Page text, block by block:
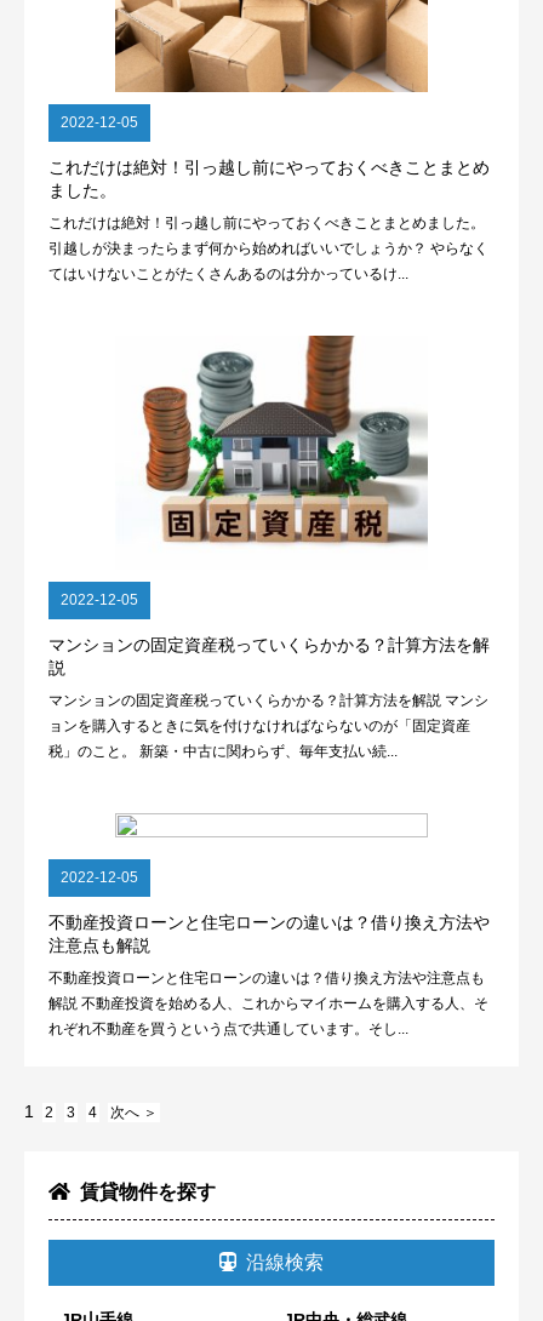
賃貸物件を探す
沿線検索
2022-12-05
これだけは絶対！引っ越し前にやっておくべきことまとめ
ました。
これだけは絶対！引っ越し前にやっておくべきことまとめました。
引越しが決まったらまず何から始めればいいでしょうか？ やらなく
てはいけないことがたくさんあるのは分かっているけ...
2022-12-05
マンションの固定資産税っていくらかかる？計算方法を解
説
マンションの固定資産税っていくらかかる？計算方法を解説 マンシ
ョンを購入するときに気を付けなければならないのが「固定資産
税」のこと。 新築・中古に関わらず、毎年支払い続...
2022-12-05
不動産投資ローンと住宅ローンの違いは？借り換え方法や
注意点も解説
不動産投資ローンと住宅ローンの違いは？借り換え方法や注意点も
解説 不動産投資を始める人、これからマイホームを購入する人、そ
れぞれ不動産を買うという点で共通しています。そし...
1 2 3 4 次へ ＞